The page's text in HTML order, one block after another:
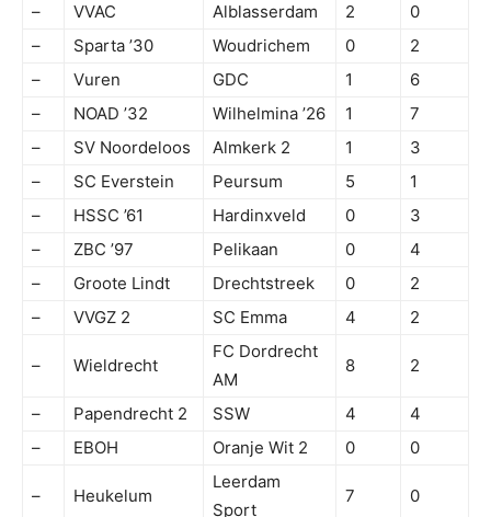
–
VVAC Alblasserdam 2
0
–
Sparta ’30 Woudrichem 0
2
–
Vuren GDC 1
6
–
NOAD ’32 Wilhelmina ’26 1
7
–
SV Noordeloos Almkerk 2 1
3
–
SC Everstein Peursum 5
1
–
HSSC ’61 Hardinxveld 0
3
–
ZBC ’97 Pelikaan 0
4
–
Groote Lindt Drechtstreek 0
2
–
VVGZ 2 SC Emma 4 2
– Wieldrecht
FC Dordrecht
AM
8 2
– Papendrecht 2 SSW 4
4
–
EBOH Oranje Wit 2 0 0
– Heukelum
Leerdam
Sport
7 0